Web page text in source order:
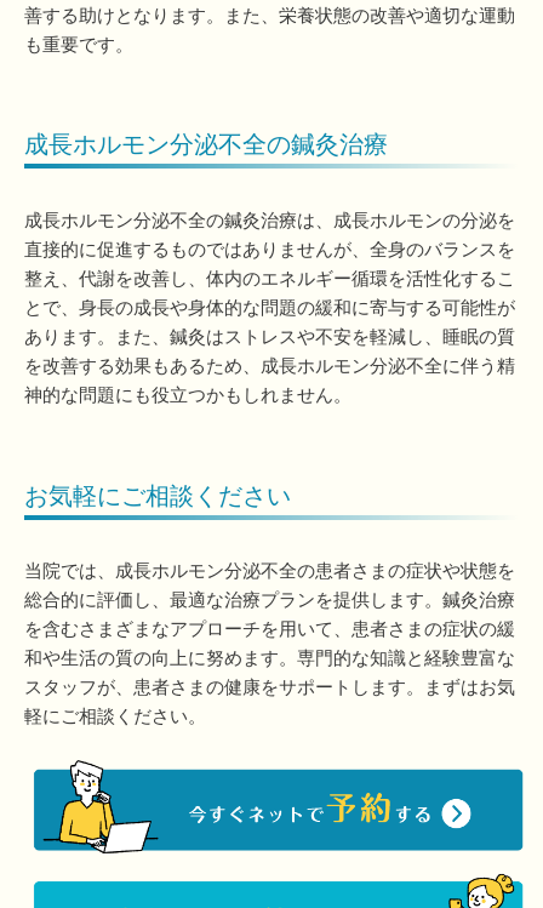
善する助けとなります。また、栄養状態の改善や適切な運動
も重要です。
成長ホルモン分泌不全の鍼灸治療
成長ホルモン分泌不全の鍼灸治療は、成長ホルモンの分泌を
直接的に促進するものではありませんが、全身のバランスを
整え、代謝を改善し、体内のエネルギー循環を活性化するこ
とで、身長の成長や身体的な問題の緩和に寄与する可能性が
あります。また、鍼灸はストレスや不安を軽減し、睡眠の質
を改善する効果もあるため、成長ホルモン分泌不全に伴う精
神的な問題にも役立つかもしれません。
お気軽にご相談ください
当院では、成長ホルモン分泌不全の患者さまの症状や状態を
総合的に評価し、最適な治療プランを提供します。鍼灸治療
を含むさまざまなアプローチを用いて、患者さまの症状の緩
和や生活の質の向上に努めます。専門的な知識と経験豊富な
スタッフが、患者さまの健康をサポートします。まずはお気
軽にご相談ください。